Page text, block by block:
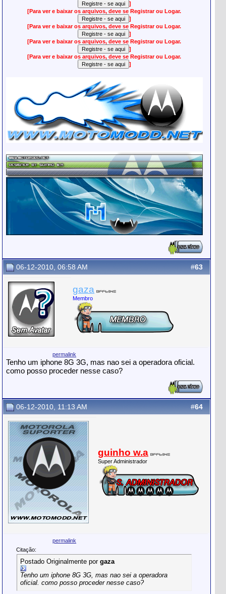
]
[Para ver e baixar os arquivos, deve se Registrar ou Logar.
]
[Para ver e baixar os arquivos, deve se Registrar ou Logar.
]
[Para ver e baixar os arquivos, deve se Registrar ou Logar.
]
[Para ver e baixar os arquivos, deve se Registrar ou Logar.
]
#63
06-12-2010, 06:58 AM
gaza
Membro
permalink
Tenho um iphone 8G 3G, mas nao sei a operadora oficial.
como posso proceder nesse caso?
#64
06-12-2010, 11:13 AM
guinho w.a
Super Administrador
permalink
Citação:
Postado Originalmente porgaza
Tenho um iphone 8G 3G, mas nao sei a operadora
oficial. como posso proceder nesse caso?